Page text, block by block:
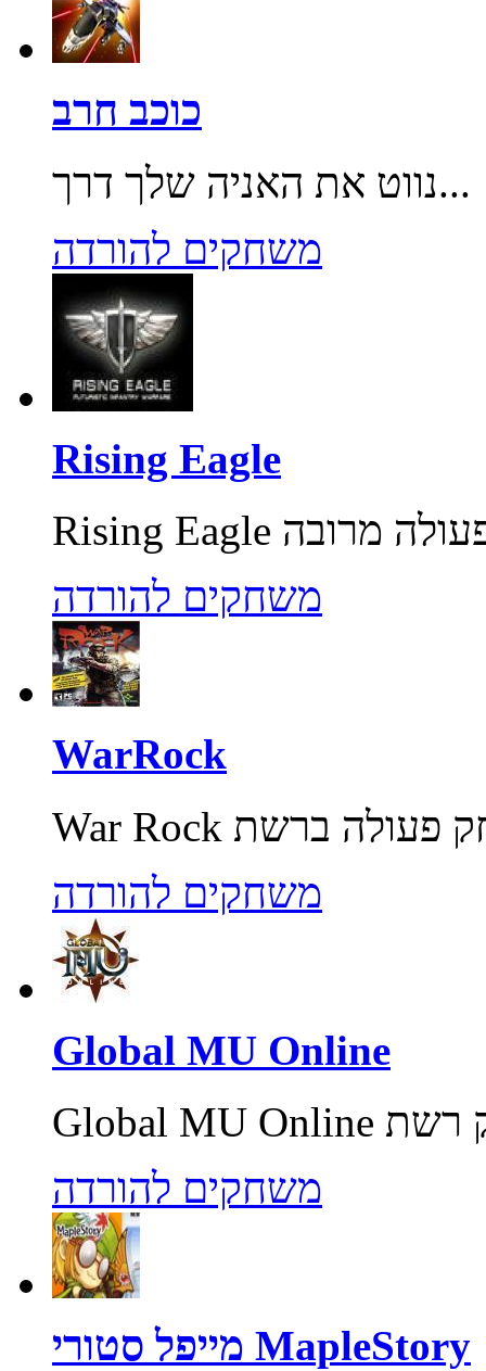
כוכב חרב
נווט את האניה שלך דרך...
משחקים להורדה
Rising Eagle
משחקים להורדה
WarRock
משחקים להורדה
Global MU Online
משחקים להורדה
מייפל סטורי MapleStory